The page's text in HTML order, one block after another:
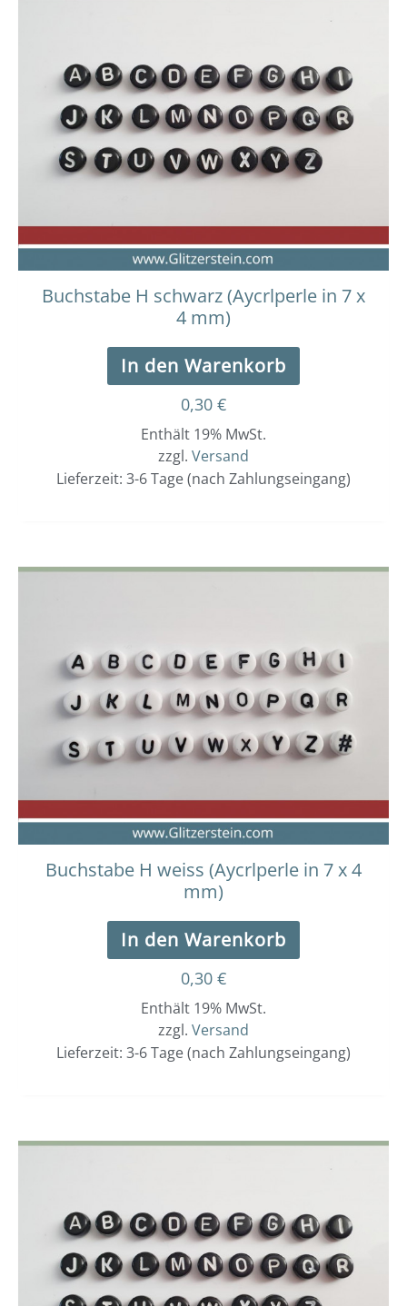
Buchstabe H schwarz (Aycrlperle in 7 x
4 mm)
In den Warenkorb
0,30 €
Enthält 19% MwSt.
zzgl. Versand
Lieferzeit: 3-6 Tage (nach Zahlungseingang)
Buchstabe H weiss (Aycrlperle in 7 x 4
mm)
In den Warenkorb
0,30 €
Enthält 19% MwSt.
zzgl. Versand
Lieferzeit: 3-6 Tage (nach Zahlungseingang)